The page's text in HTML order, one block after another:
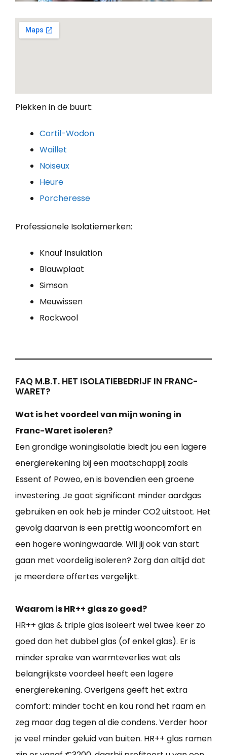
Plekken in de buurt:
Cortil-Wodon
Waillet
Noiseux
Heure
Porcheresse
Professionele Isolatiemerken:
Knauf Insulation
Blauwplaat
Simson
Meuwissen
Rockwool
FAQ M.B.T. HET ISOLATIEBEDRIJF IN FRANC-
WARET?
Wat is het voordeel van mijn woning in
Franc-Waret isoleren?
Een grondige woningisolatie biedt jou een lagere
energierekening bij een maatschappij zoals
Essent of Poweo, en is bovendien een groene
investering. Je gaat significant minder aardgas
gebruiken en ook heb je minder CO2 uitstoot. Het
gevolg daarvan is een prettig wooncomfort en
een hogere woningwaarde. Wil jij ook van start
gaan met voordelig isoleren? Zorg dan altijd dat
je meerdere offertes vergelijkt.
Waarom is HR++ glas zo goed?
HR++ glas & triple glas isoleert wel twee keer zo
goed dan het dubbel glas (of enkel glas). Er is
minder sprake van warmteverlies wat als
belangrijkste voordeel heeft een lagere
energierekening. Overigens geeft het extra
comfort: minder tocht en kou rond het raam en
zeg maar dag tegen al die condens. Verder hoor
je veel minder geluid van buiten. HR++ glas ramen